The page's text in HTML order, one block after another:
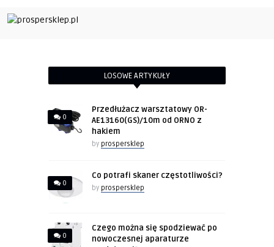
LOSOWE ARTYKUŁY
0
Przedłużacz warsztatowy OR-
AE13160(GS)/10m od ORNO z
hakiem
by prospersklep
0
Co potrafi skaner częstotliwości?
by prospersklep
0
Czego można się spodziewać po
nowoczesnej aparaturze